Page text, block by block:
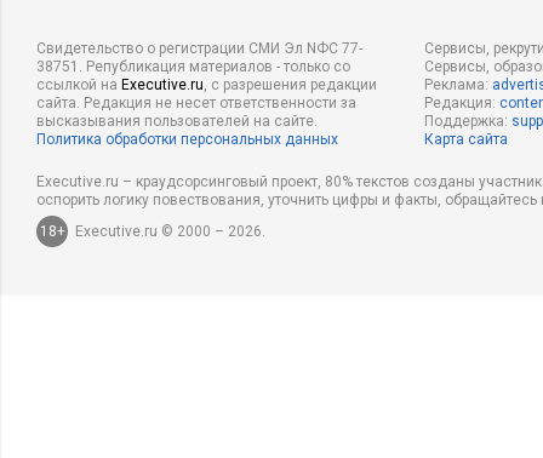
Свидетельство о регистрации СМИ Эл NФС 77-
38751. Републикация материалов - только со
ссылкой на Executive.ru, с разрешения редакции
сайта. Редакция не несет ответственности за
высказывания пользователей на сайте.
Политика обработки персональных данных
Сервисы,
Сервисы,
Реклама:
Редакция:
Поддержка:
Карта сайта
Executive.ru – краудсорсинговый проект, 80% текстов созданы
оспорить логику повествования, уточнить цифры и факты,
18+
Executive.ru © 2000 – 2026.